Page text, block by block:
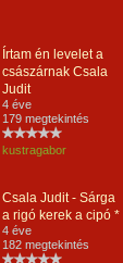
Írtam én levelet a
császárnak Csala
Judit
4 éve
179 megtekintés
kustragabor
Csala Judit - Sárga
a rigó kerek a cipó *
4 éve
182 megtekintés